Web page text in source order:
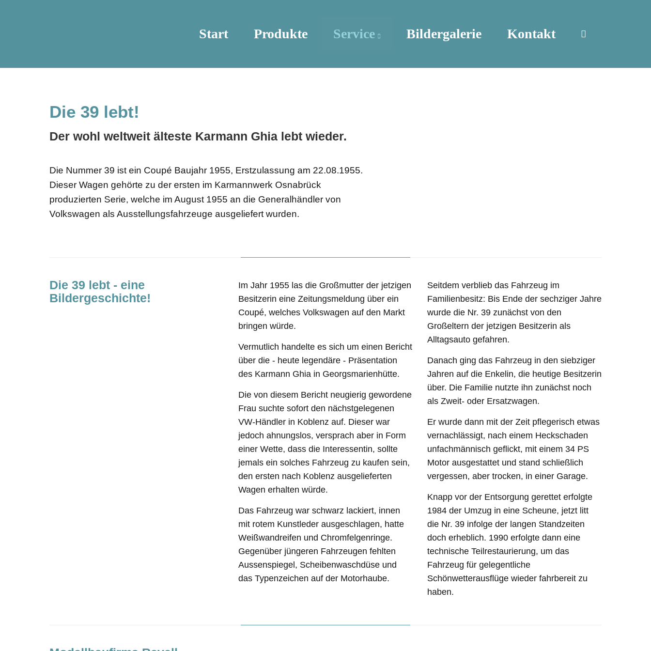
Start Produkte Service Bildergalerie Kontakt
Die 39 lebt!
Der wohl weltweit älteste Karmann Ghia lebt wieder.
Die Nummer 39 ist ein Coupé Baujahr 1955, Erstzulassung am 22.08.1955.
Dieser Wagen gehörte zu der ersten im Karmannwerk Osnabrück
produzierten Serie, welche im August 1955 an die Generalhändler von
Volkswagen als Ausstellungsfahrzeuge ausgeliefert wurden.
Die 39 lebt - eine
Bildergeschichte!
Im Jahr 1955 las die Großmutter der jetzigen
Besitzerin eine Zeitungsmeldung über ein
Coupé, welches Volkswagen auf den Markt
bringen würde.
Vermutlich handelte es sich um einen Bericht
über die - heute legendäre - Präsentation
des Karmann Ghia in Georgsmarienhütte.
Die von diesem Bericht neugierig gewordene
Frau suchte sofort den nächstgelegenen
VW-Händler in Koblenz auf. Dieser war
jedoch ahnungslos, versprach aber in Form
einer Wette, dass die Interessentin, sollte
jemals ein solches Fahrzeug zu kaufen sein,
den ersten nach Koblenz ausgelieferten
Wagen erhalten würde.
Das Fahrzeug war schwarz lackiert, innen
mit rotem Kunstleder ausgeschlagen, hatte
Weißwandreifen und Chromfelgenringe.
Gegenüber jüngeren Fahrzeugen fehlten
Aussenspiegel, Scheibenwaschdüse und
das Typenzeichen auf der Motorhaube.
Seitdem verblieb das Fahrzeug im
Familienbesitz: Bis Ende der sechziger Jahre
wurde die Nr. 39 zunächst von den
Großeltern der jetzigen Besitzerin als
Alltagsauto gefahren.
Danach ging das Fahrzeug in den siebziger
Jahren auf die Enkelin, die heutige Besitzerin
über. Die Familie nutzte ihn zunächst noch
als Zweit- oder Ersatzwagen.
Er wurde dann mit der Zeit pflegerisch etwas
vernachlässigt, nach einem Heckschaden
unfachmännisch geflickt, mit einem 34 PS
Motor ausgestattet und stand schließlich
vergessen, aber trocken, in einer Garage.
Knapp vor der Entsorgung gerettet erfolgte
1984 der Umzug in eine Scheune, jetzt litt
die Nr. 39 infolge der langen Standzeiten
doch erheblich. 1990 erfolgte dann eine
technische Teilrestaurierung, um das
Fahrzeug für gelegentliche
Schönwetterausflüge wieder fahrbereit zu
haben.